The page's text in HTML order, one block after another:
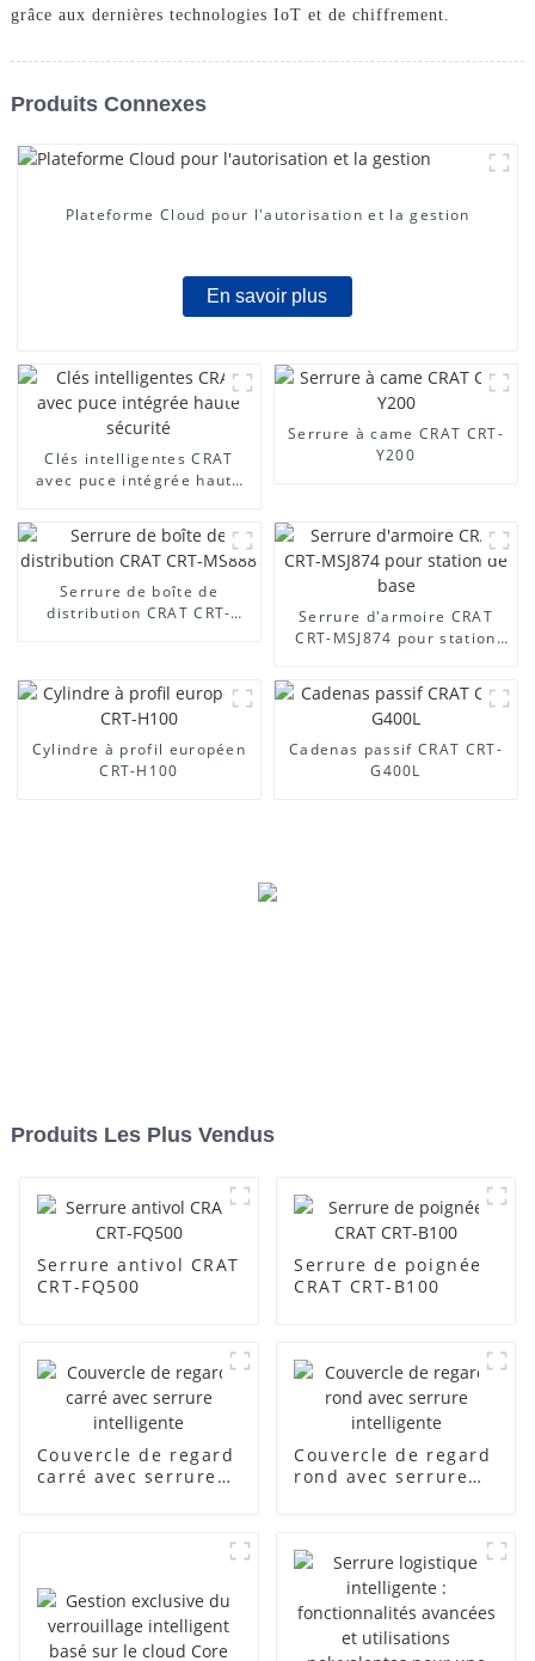
grâce aux dernières technologies IoT et de chiffrement.
Produits Connexes
Plateforme Cloud pour l'autorisation et la gestion
En savoir plus
Clés intelligentes CRAT
avec puce intégrée haute
Serrure à came CRAT CRT-
Y200
Serrure de boîte de
distribution CRAT CRT-
Serrure d'armoire CRAT
CRT-MSJ874 pour station
Cylindre à profil européen
CRT-H100
Cadenas passif CRAT CRT-
G400L
Produits Les Plus Vendus
Serrure antivol CRAT
CRT-FQ500
Serrure de poignée
CRAT CRT-B100
Couvercle de regard
carré avec serrure
Couvercle de regard
rond avec serrure